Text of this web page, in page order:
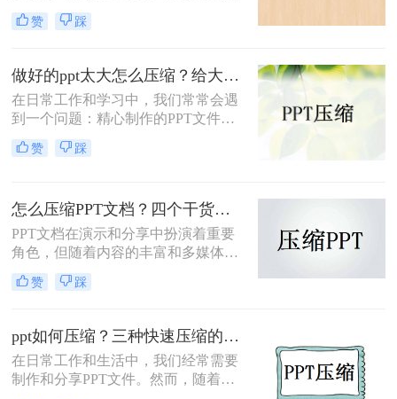
储空间，还会影响文件的传输速度和
分享便利性。那么PPT怎么压缩到
压缩到10M以内的方法。
赞 踩
做好的ppt太大怎么压缩？给大家介绍三个常用办法！
在日常工作和学习中，我们常常会遇
到一个问题：精心制作的PPT文件体
积过大，无论是发送邮件还是在线分
享都显得极为不便。这时，对PPT文
帮助您轻松解决做好的ppt太大怎么压
缩问题。
赞 踩
怎么压缩PPT文档？四个干货教程不要错过！
PPT文档在演示和分享中扮演着重要
角色，但随着内容的丰富和多媒体元
素的增加，PPT文件的大小也会相应
增大，给存储和传输带来不便。为了
以采用多种方法进行压缩。那么怎么
压缩PPT文档呢？本文将详细介绍几
种常用的PPT文档压缩方法，帮助您
轻松管理PPT文件。
赞 踩
ppt如何压缩？三种快速压缩的办法，手把手教会大家！
在日常工作和生活中，我们经常需要
制作和分享PPT文件。然而，随着内